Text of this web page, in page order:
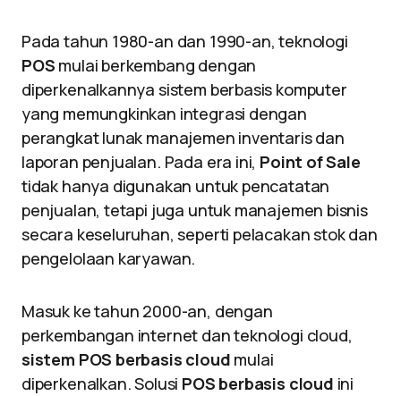
Pada tahun 1980-an dan 1990-an, teknologi
POS mulai berkembang dengan
diperkenalkannya sistem berbasis komputer
yang memungkinkan integrasi dengan
perangkat lunak manajemen inventaris dan
laporan penjualan. Pada era ini, Point of Sale
tidak hanya digunakan untuk pencatatan
penjualan, tetapi juga untuk manajemen bisnis
secara keseluruhan, seperti pelacakan stok dan
pengelolaan karyawan.
Masuk ke tahun 2000-an, dengan
perkembangan internet dan teknologi cloud,
sistem POS berbasis cloud mulai
diperkenalkan. Solusi POS berbasis cloud ini